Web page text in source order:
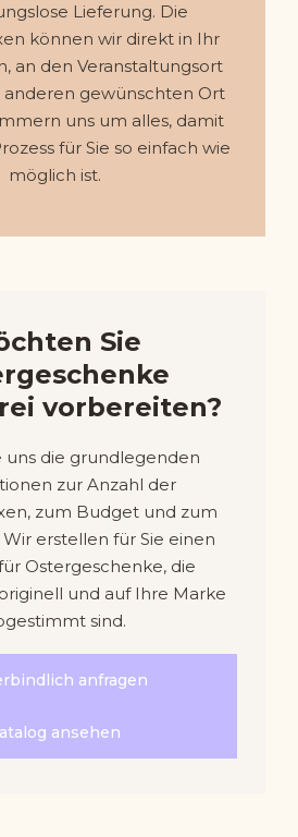
Lieferung. Die
können wir direkt in Ihr
an den Veranstaltungsort
anderen gewünschten Ort
uns um alles, damit
für Sie so einfach wie
möglich ist.
Sie
vorbereiten?
uns die grundlegenden
zur Anzahl der
zum Budget und zum
erstellen für Sie einen
Ostergeschenke, die
und auf Ihre Marke
sind.
anfragen
ansehen